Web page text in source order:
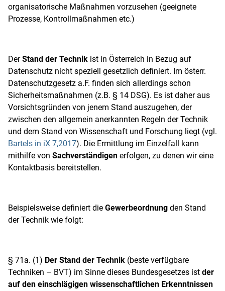
organisatorische Maßnahmen vorzusehen (geeignete
Prozesse, Kontrollmaßnahmen etc.)
DerStand der Technik ist in Österreich in Bezug auf
Datenschutz nicht speziell gesetzlich definiert. Im österr.
Datenschutzgesetz a.F. finden sich allerdings schon
Sicherheitsmaßnahmen (z.B. § 14 DSG). Es ist daher aus
Vorsichtsgründen von jenem Stand auszugehen, der
zwischen den allgemein anerkannten Regeln der Technik
und dem Stand von Wissenschaft und Forschung liegt (vgl.
Bartels in iX 7,2017). Die Ermittlung im Einzelfall kann
mithilfe von Sachverständigen erfolgen, zu denen wir eine
Kontaktbasis bereitstellen.
Beispielsweise definiert die Gewerbeordnung den Stand
der Technik wie folgt:
§ 71a. (1) Der Stand der Technik (beste verfügbare
Techniken – BVT) im Sinne dieses Bundesgesetzes ist der
auf den einschlägigen wissenschaftlichen Erkenntnissen